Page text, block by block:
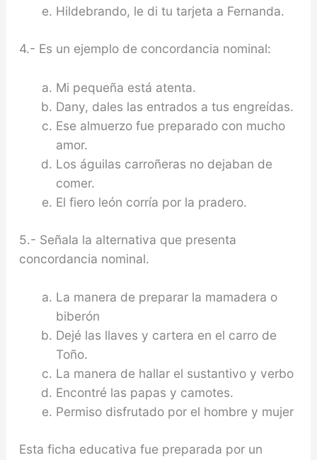
Hildebrando, le di tu tarjeta a Fernanda.
4.- Es un ejemplo de concordancia nominal:
Mi pequeña está atenta.
Dany, dales las entrados a tus engreídas.
Ese almuerzo fue preparado con mucho
amor.
Los águilas carroñeras no dejaban de
comer.
El fiero león corría por la pradero.
5.- Señala la alternativa que presenta
concordancia nominal.
La manera de preparar la mamadera o
biberón
Dejé las llaves y cartera en el carro de
Toño.
La manera de hallar el sustantivo y verbo
Encontré las papas y camotes.
Permiso disfrutado por el hombre y mujer
Esta ficha educativa fue preparada por un